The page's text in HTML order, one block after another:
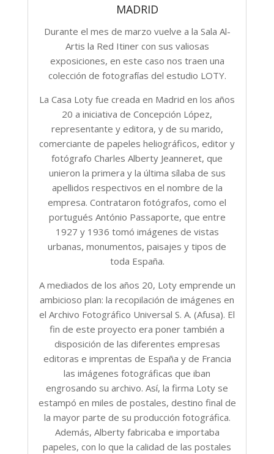
MADRID
Durante el mes de marzo vuelve a la Sala Al-
Artis la Red Itiner con sus valiosas
exposiciones, en este caso nos traen una
colección de fotografías del estudio LOTY.
La Casa Loty fue creada en Madrid en los años
20 a iniciativa de Concepción López,
representante y editora, y de su marido,
comerciante de papeles heliográficos, editor y
fotógrafo Charles Alberty Jeanneret, que
unieron la primera y la última sílaba de sus
apellidos respectivos en el nombre de la
empresa. Contrataron fotógrafos, como el
portugués António Passaporte, que entre
1927 y 1936 tomó imágenes de vistas
urbanas, monumentos, paisajes y tipos de
toda España.
A mediados de los años 20, Loty emprende un
ambicioso plan: la recopilación de imágenes en
el Archivo Fotográfico Universal S. A. (Afusa). El
fin de este proyecto era poner también a
disposición de las diferentes empresas
editoras e imprentas de España y de Francia
las imágenes fotográficas que iban
engrosando su archivo. Así, la firma Loty se
estampó en miles de postales, destino final de
la mayor parte de su producción fotográfica.
Además, Alberty fabricaba e importaba
papeles, con lo que la calidad de las postales